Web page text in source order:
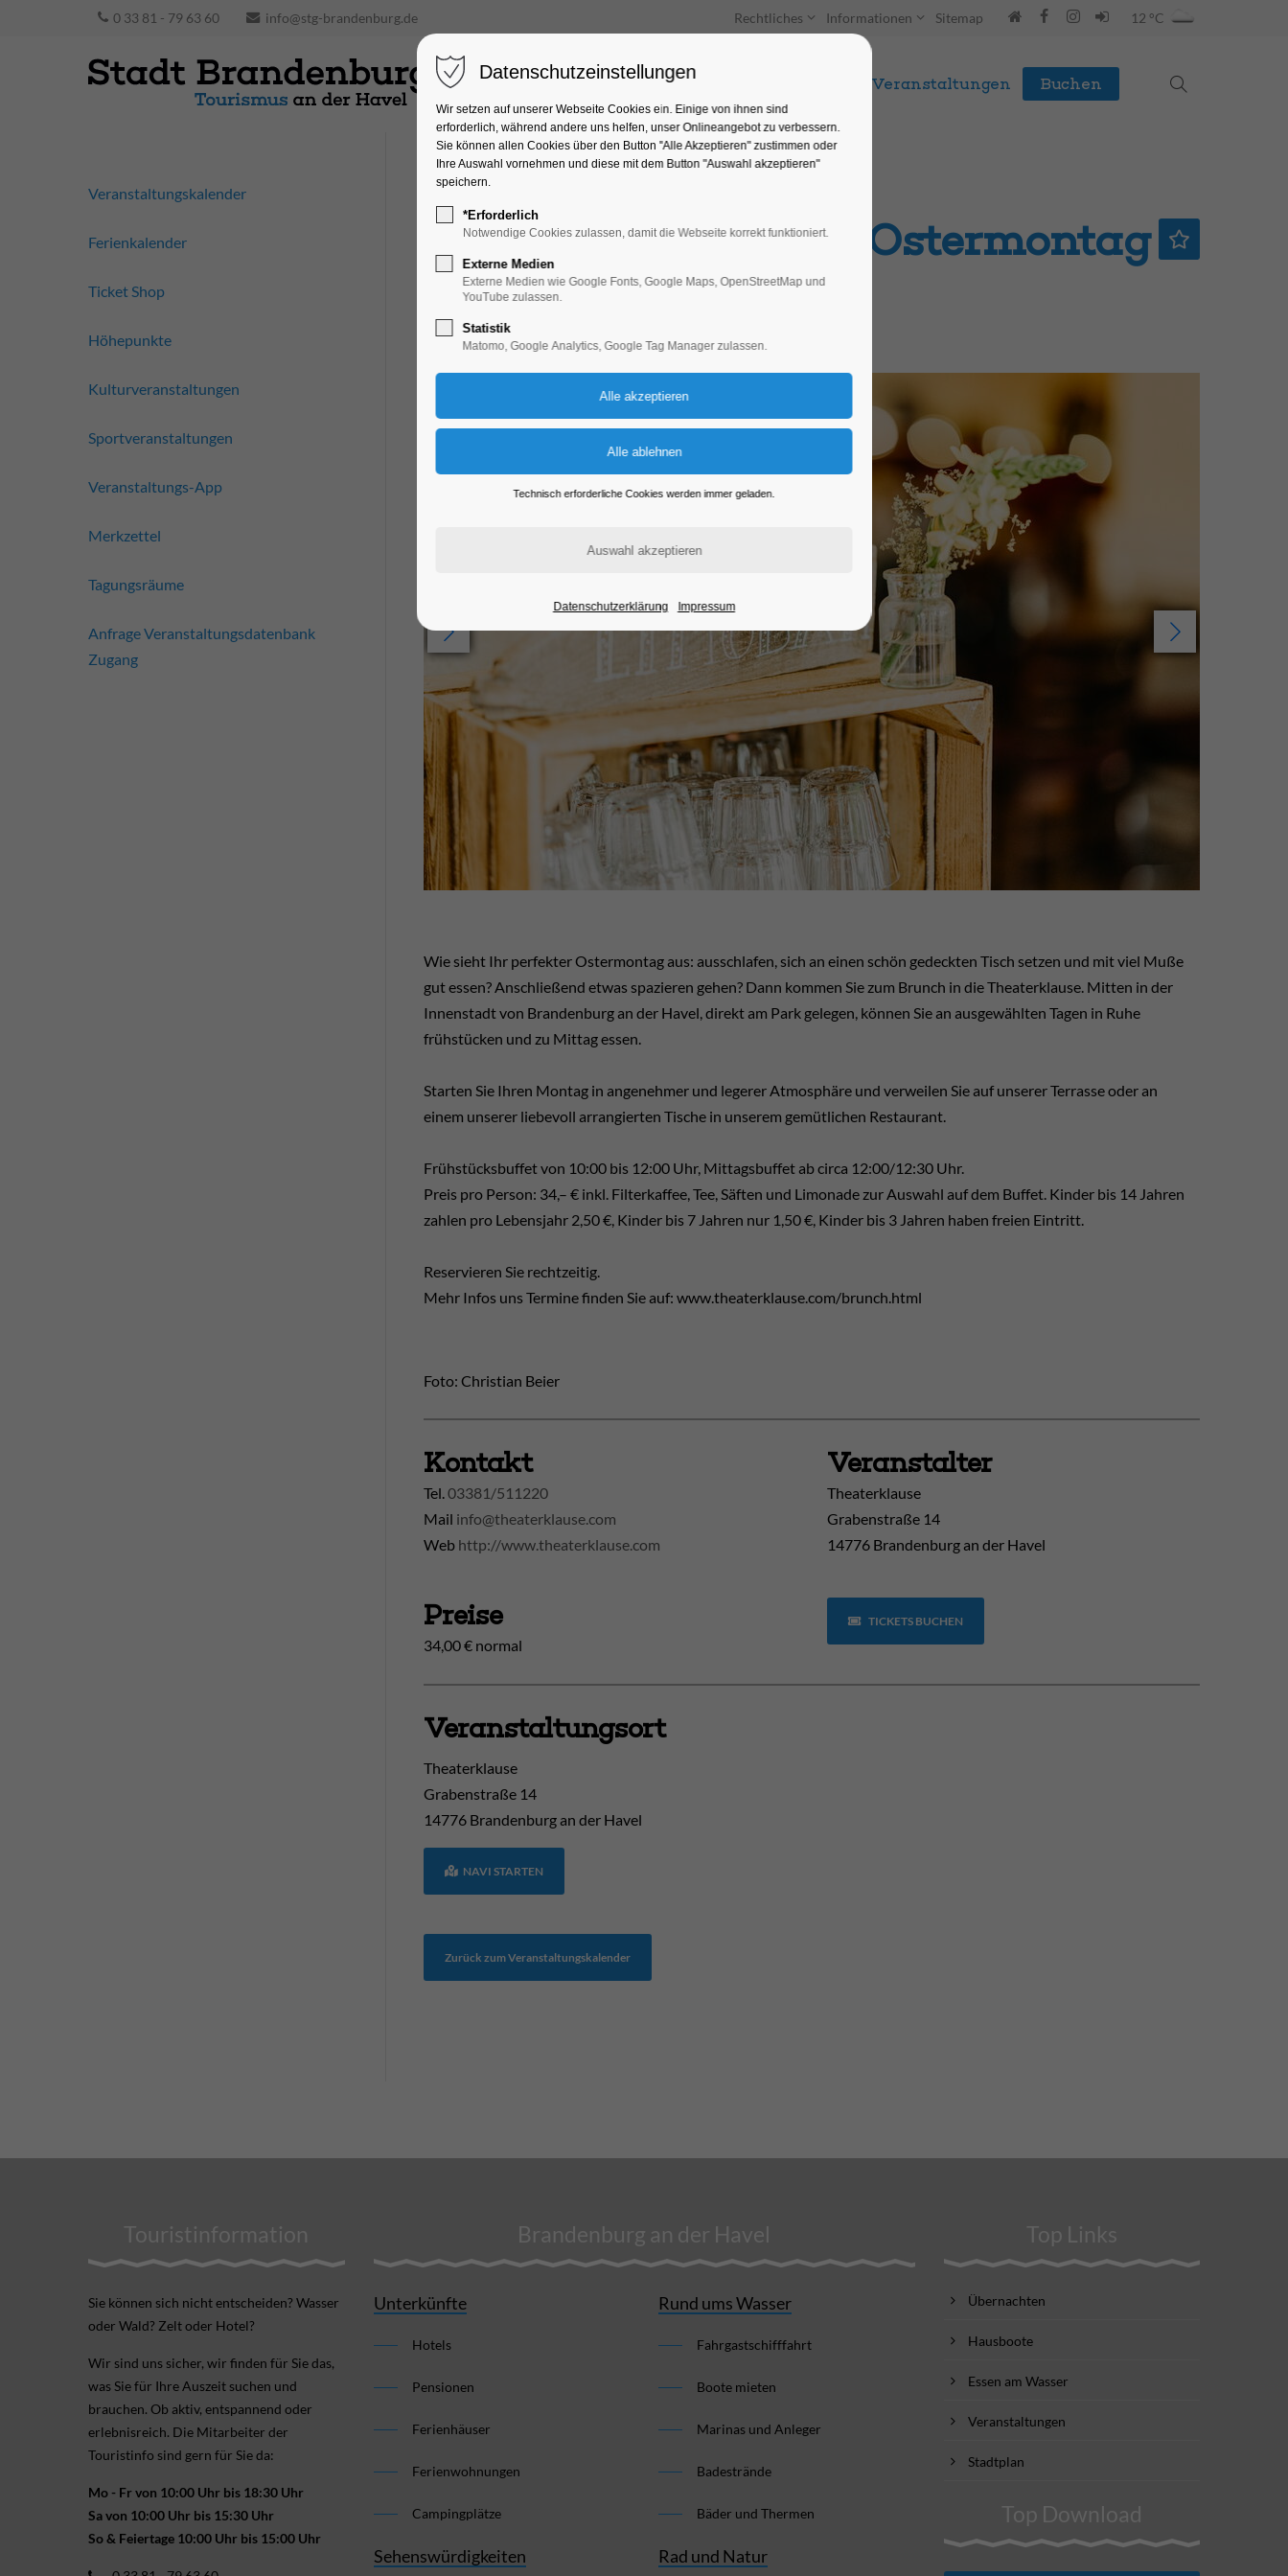
0 33 81 - 79 63 60 info@stg-brandenburg.de Rechtliches Informationen Sitemap 12 °C
Unterkünfte Entdecken & Erleben Veranstaltungen Buchen
MontagsBrunch am Ostermontag
Theater, Bühne
21.04.2025, 10:00–14:00
Wie sieht Ihr perfekter Ostermontag aus: ausschlafen, sich an einen schön gedeckten Tisch setzen und mit viel Muße
gut essen? Anschließend etwas spazieren gehen? Dann kommen Sie zum Brunch in die Theaterklause. Mitten in der
Innenstadt von Brandenburg an der Havel, direkt am Park gelegen, können Sie an ausgewählten Tagen in Ruhe
frühstücken und zu Mittag essen.
Starten Sie Ihren Montag in angenehmer und legerer Atmosphäre und verweilen Sie auf unserer Terrasse oder an
einem unserer liebevoll arrangierten Tische in unserem gemütlichen Restaurant.
Frühstücksbuffet von 10:00 bis 12:00 Uhr, Mittagsbuffet ab circa 12:00/12:30 Uhr.
Preis pro Person: 34,– € inkl. Filterkaffee, Tee, Säften und Limonade zur Auswahl auf dem Buffet. Kinder bis 14 Jahren
zahlen pro Lebensjahr 2,50 €, Kinder bis 7 Jahren nur 1,50 €, Kinder bis 3 Jahren haben freien Eintritt.
Reservieren Sie rechtzeitig.
Mehr Infos uns Termine finden Sie auf: www.theaterklause.com/brunch.html
Foto: Christian Beier
Kontakt
Tel. 03381/511220
Mail info@theaterklause.com
Web http://www.theaterklause.com
Veranstalter
Theaterklause
Grabenstraße 14
14776 Brandenburg an der Havel
Preise
34,00 € normal
TICKETS BUCHEN
Veranstaltungsort
Theaterklause
Grabenstraße 14
14776 Brandenburg an der Havel
NAVI STARTEN
Zurück zum Veranstaltungskalender
Veranstaltungskalender
Ferienkalender
Ticket Shop
Höhepunkte
Kulturveranstaltungen
Sportveranstaltungen
Veranstaltungs-App
Merkzettel
Tagungsräume
Anfrage Veranstaltungsdatenbank
Zugang
Touristinformation
Sie können sich nicht ent­scheiden? Wasser
oder Wald? Zelt oder Hotel?
Wir sind uns sicher, wir finden für Sie das,
was Sie für Ihre Aus­zeit suchen und
brauchen. Ob aktiv, ent­spannend oder
erlebnis­reich. Die Mitarbeiter der
Touristinfo sind gern für Sie da:
Mo - Fr von 10:00 Uhr bis 18:30 Uhr
Sa von 10:00 Uhr bis 15:30 Uhr
So & Feiertage 10:00 Uhr bis 15:00 Uhr
Brandenburg an der Havel
Unterkünfte
Hotels
Pensionen
Ferienhäuser
Ferienwohnungen
Campingplätze
Sehenswürdigkeiten
Rund ums Wasser
Fahrgastschifffahrt
Boote mieten
Marinas und Anleger
Badestrände
Bäder und Thermen
Rad und Natur
Top Links
Übernachten
Hausboote
Essen am Wasser
Veranstaltungen
Stadtplan
Top Download
Datenschutzeinstellungen
Wir setzen auf unserer Webseite Cookies ein. Einige von ihnen sind
erforderlich, während andere uns helfen, unser Onlineangebot zu verbessern.
Sie können allen Cookies über den Button "Alle Akzeptieren" zustimmen oder
Ihre Auswahl vornehmen und diese mit dem Button "Auswahl akzeptieren"
speichern.
*Erforderlich
Notwendige Cookies zulassen, damit die Webseite korrekt funktioniert.
Externe Medien
Externe Medien wie Google Fonts, Google Maps, OpenStreetMap und
YouTube zulassen.
Statistik
Matomo, Google Analytics, Google Tag Manager zulassen.
Technisch erforderliche Cookies werden immer geladen.
Datenschutzerklärung Impressum